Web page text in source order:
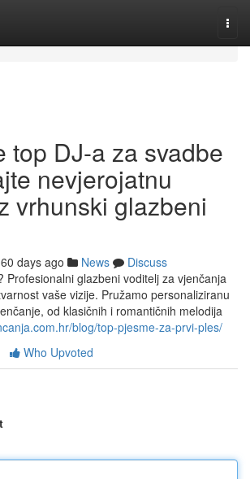
top DJ-a za svadbe
nevjerojatnu
vrhunski glazbeni
60 days ago News
Discuss
Profesionalni glazbeni voditelj za vjenčanja
vaše vizije. Pružamo personaliziranu
od klasičnih i romantičnih melodija
blog/top-pjesme-za-prvi-ples/
Who Upvoted